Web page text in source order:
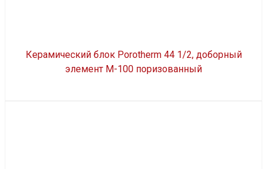
Керамический блок Porotherm 44 1/2, доборный
элемент М-100 поризованный